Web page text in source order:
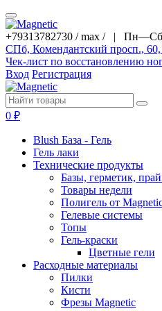
+79313782730 / max / | Пн—Сб
СПб, Комендантский просп., 60,
Чек-лист по восстановлению
Вход Регистрация
0 ₽
Blush База - Гель
Гель лаки
Технические продукты
Базы, герметик,
Товары недели
Полигель от
Гелевые системы
Топы
Гель-краски
Цветные гели
Расходные материалы
Пилки
Кисти
Фрезы Magnetic